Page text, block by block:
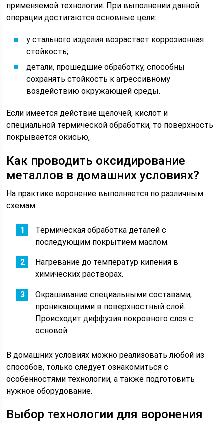
применяемой технологии. При выполнении данной
операции достигаются основные цели:
у стального изделия возрастает коррозионная
стойкость;
детали, прошедшие обработку, способны
сохранять стойкость к агрессивному
воздействию окружающей среды.
Если имеется действие щелочей, кислот и
специальной термической обработки, то поверхность
покрывается окисью,
Как проводить оксидирование
металлов в домашних условиях?
На практике воронение выполняется по различным
схемам:
Термическая обработка деталей с
последующим покрытием маслом.
Нагревание до температур кипения в
химических растворах.
Окрашивание специальными составами,
проникающими в поверхностный слой.
Происходит диффузия покровного слоя с
основой.
В домашних условиях можно реализовать любой из
способов, только следует ознакомиться с
особенностями технологии, а также подготовить
нужное оборудование.
Выбор технологии для воронения